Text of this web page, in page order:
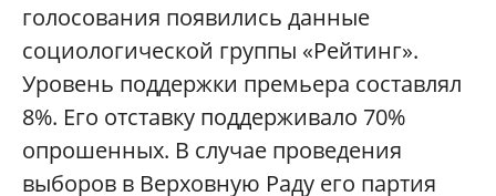
голосования появились данные
социологической группы «Рейтинг».
Уровень поддержки премьера составлял
8%. Его отставку поддерживало 70%
опрошенных. В случае проведения
выборов в Верховную Раду его партия